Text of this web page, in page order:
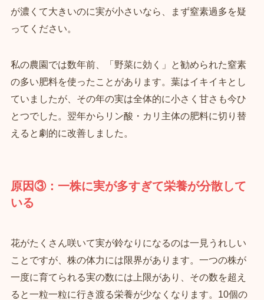
が濃くて大きいのに実が小さいなら、まず窒素過多を疑
ってください。
私の農園では数年前、「野菜に効く」と勧められた窒素
の多い肥料を使ったことがあります。葉はイキイキとし
ていましたが、その年の実は全体的に小さく甘さも今ひ
とつでした。翌年からリン酸・カリ主体の肥料に切り替
えると劇的に改善しました。
原因③：一株に実が多すぎて栄養が分散して
いる
花がたくさん咲いて実が鈴なりになるのは一見うれしい
ことですが、株の体力には限界があります。一つの株が
一度に育てられる実の数には上限があり、その数を超え
ると一粒一粒に行き渡る栄養が少なくなります。10個の